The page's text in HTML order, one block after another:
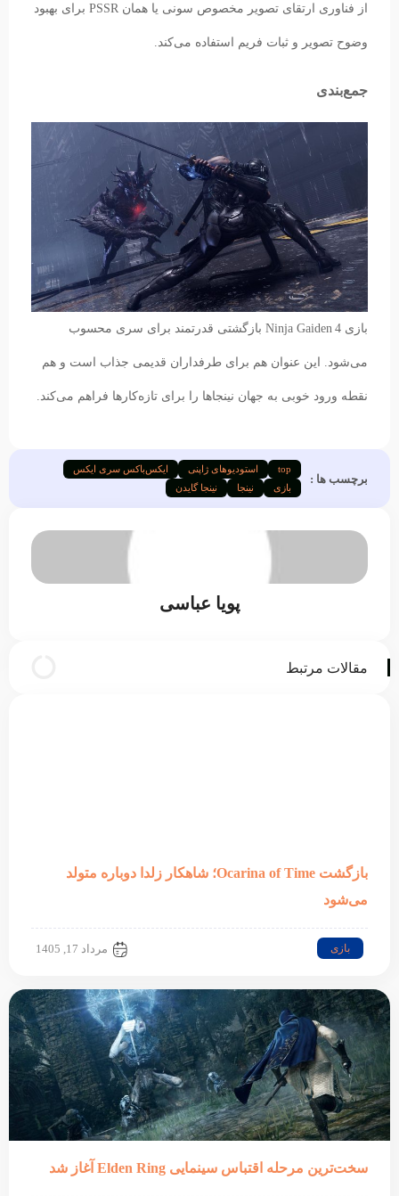
از فناوری ارتقای تصویر مخصوص سونی یا همان PSSR برای بهبود
وضوح تصویر و ثبات فریم استفاده می‌کند.
جمع‌بندی
بازی Ninja Gaiden 4 بازگشتی قدرتمند برای سری محسوب
می‌شود. این عنوان هم برای طرفداران قدیمی جذاب است و هم
نقطه ورود خوبی به جهان نینجاها را برای تازه‌کارها فراهم می‌کند.
برچسب ها :
top استودیوهای ژاپنی
ایکس‌باکس سری ایکس
بازی
نینجا نینجا گایدن
پویا عباسی
مقالات مرتبط
بازگشت Ocarina of Time؛ شاهکار زلدا دوباره متولد
می‌شود
بازی مرداد 17, 1405
سخت‌ترین مرحله اقتباس سینمایی Elden Ring آغاز شد